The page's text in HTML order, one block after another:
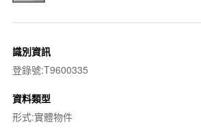
識別資訊
登錄號:T9600335
資料類型
形式:實體物件